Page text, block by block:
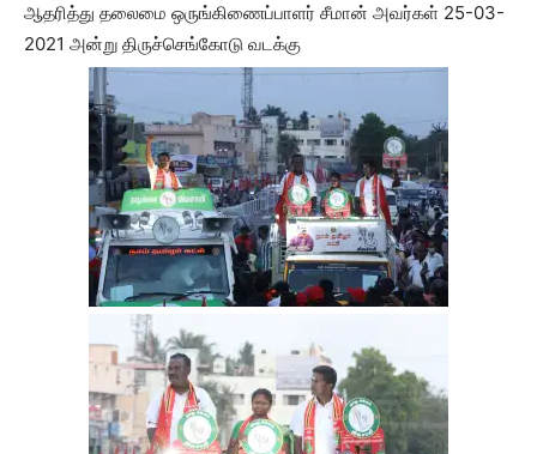
ஆதரித்து தலைமை ஒருங்கிணைப்பாளர் சீமான் அவர்கள் 25-03-
2021 அன்று திருச்செங்கோடு வடக்கு